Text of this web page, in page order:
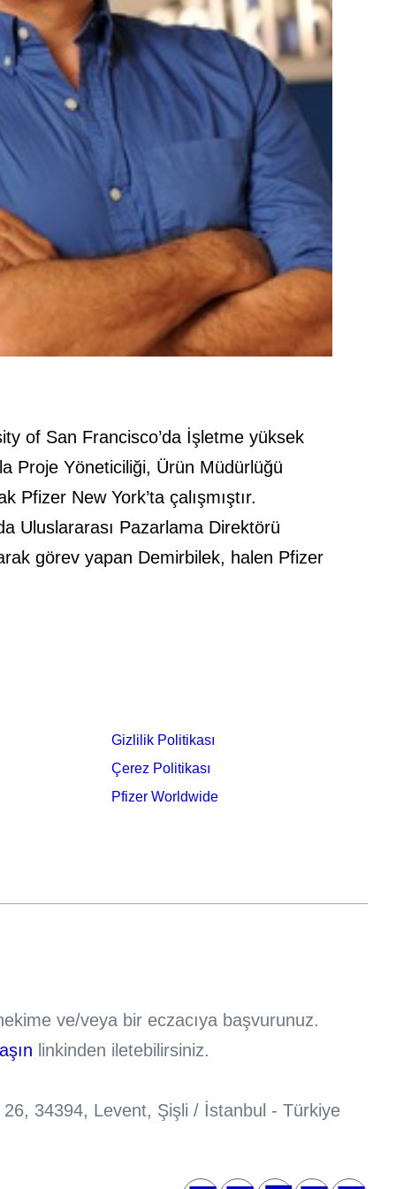
of San Francisco’da İşletme yüksek
Proje Yöneticiliği, Ürün Müdürlüğü
New York’ta çalışmıştır.
Uluslararası Pazarlama Direktörü
görev yapan Demirbilek, halen Pfizer
Gizlilik Politikası
Çerez Politikası
Pfizer Worldwide
ve/veya bir eczacıya başvurunuz.
linkinden iletebilirsiniz.
34394, Levent, Şişli / İstanbul - Türkiye